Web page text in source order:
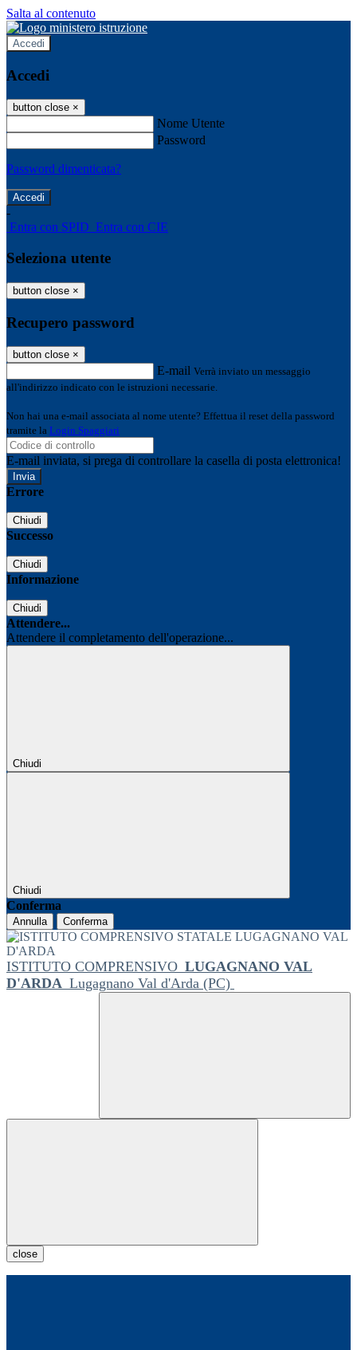
Salta al contenuto
Accedi
Accedi
button close ×
Nome Utente
Password
Password dimenticata?
-
Entra con SPID Entra con CIE
Seleziona utente
button close ×
Recupero password
button close ×
E-mail Verrà inviato un messaggio
all'indirizzo indicato con le istruzioni necessarie.
Non hai una e-mail associata al nome utente? Effettua il reset della password
tramite la Login Spaggiari
E-mail inviata, si prega di controllare la casella di posta elettronica!
Errore
Chiudi
Successo
Chiudi
Informazione
Chiudi
Attendere...
Attendere il completamento dell'operazione...
Chiudi
Chiudi
Conferma
Annulla Conferma
ISTITUTO COMPRENSIVO LUGAGNANO VAL
D'ARDA Lugagnano Val d'Arda (PC)
close